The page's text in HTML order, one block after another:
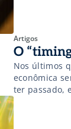
passar pela
Artigos
O
Nos últimos
econômica
ter passado,
(Produto